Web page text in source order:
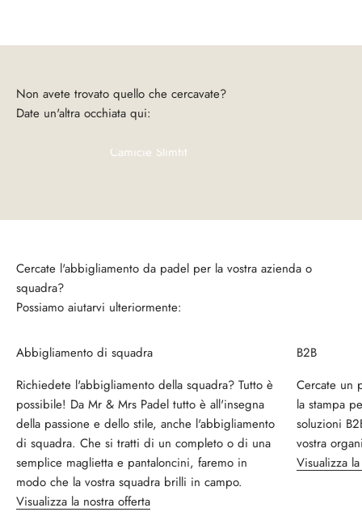
Date un'altra occhiata qui:
Camicie Slimfit
Cercate l'abbigliamento da padel per la vostra azienda o
squadra?
Possiamo aiutarvi ulteriormente:
Abbigliamento di squadra
Richiedete l'abbigliamento della squadra? Tutto è
possibile! Da Mr & Mrs Padel tutto è all'insegna
della passione e dello stile, anche l'abbigliamento
di squadra. Che si tratti di un completo o di una
semplice maglietta e pantaloncini, faremo in
modo che la vostra squadra brilli in campo.
Visualizza la nostra offerta
B2B
Cercate un
la stampa
soluzioni
vostra
Visualizza